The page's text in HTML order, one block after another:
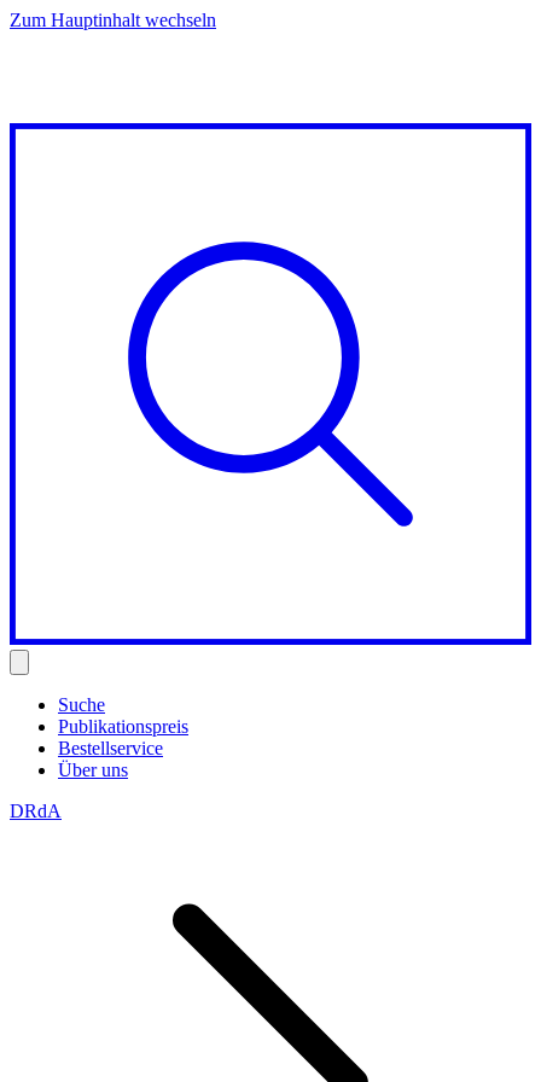
Zum Hauptinhalt wechseln
Suche
Publikationspreis
Bestellservice
Über uns
DRdA